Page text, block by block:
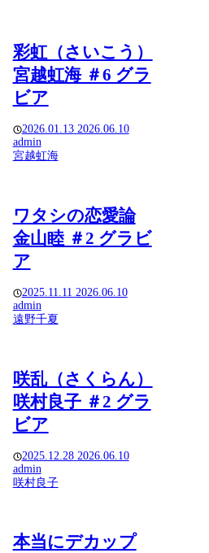
彩虹（さいこう）
宮越虹海 ＃6 グラ
ビア
2026.01.13 2026.06.10
admin
宮越虹海
ワタシの恋愛論
金山睦 ＃2 グラビ
ア
2025.11.11 2026.06.10
admin
遠野千夏
咲乱（さくらん）
咲村良子 ＃2 グラ
ビア
2025.12.28 2026.06.10
admin
咲村良子
本当にデカップ